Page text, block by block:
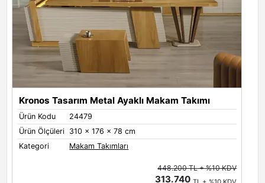
Kronos Tasarım Metal Ayaklı Makam Takımı
Ürün Kodu
24479
Ürün Ölçüleri 310 x 176 x 78 cm
Kategori
Makam Takımları
448.200 TL + %10 KDV
313.740